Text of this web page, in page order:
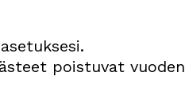
poistuvat vuoden